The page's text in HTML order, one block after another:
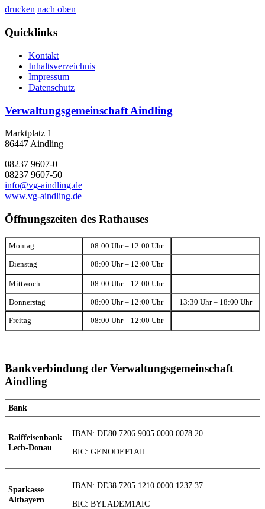
drucken nach oben
Quicklinks
Kontakt
Inhaltsverzeichnis
Impressum
Datenschutz
Verwaltungsgemeinschaft Aindling
Marktplatz 1
86447 Aindling
08237 9607-0
08237 9607-50
info@vg-aindling.de
www.vg-aindling.de
Öffnungszeiten des Rathauses
Montag 08:00 Uhr – 12:00 Uhr
Dienstag 08:00 Uhr – 12:00 Uhr
Mittwoch 08:00 Uhr – 12:00 Uhr
Donnerstag 08:00 Uhr – 12:00 Uhr 13:30 Uhr – 18:00 Uhr
Freitag 08:00 Uhr – 12:00 Uhr
Bankverbindung der Verwaltungsgemeinschaft
Aindling
Bank
Raiffeisenbank
Lech-Donau
IBAN: DE80 7206 9005 0000 0078 20
BIC: GENODEF1AIL
Sparkasse
Altbayern
IBAN: DE38 7205 1210 0000 1237 37
BIC: BYLADEM1AIC